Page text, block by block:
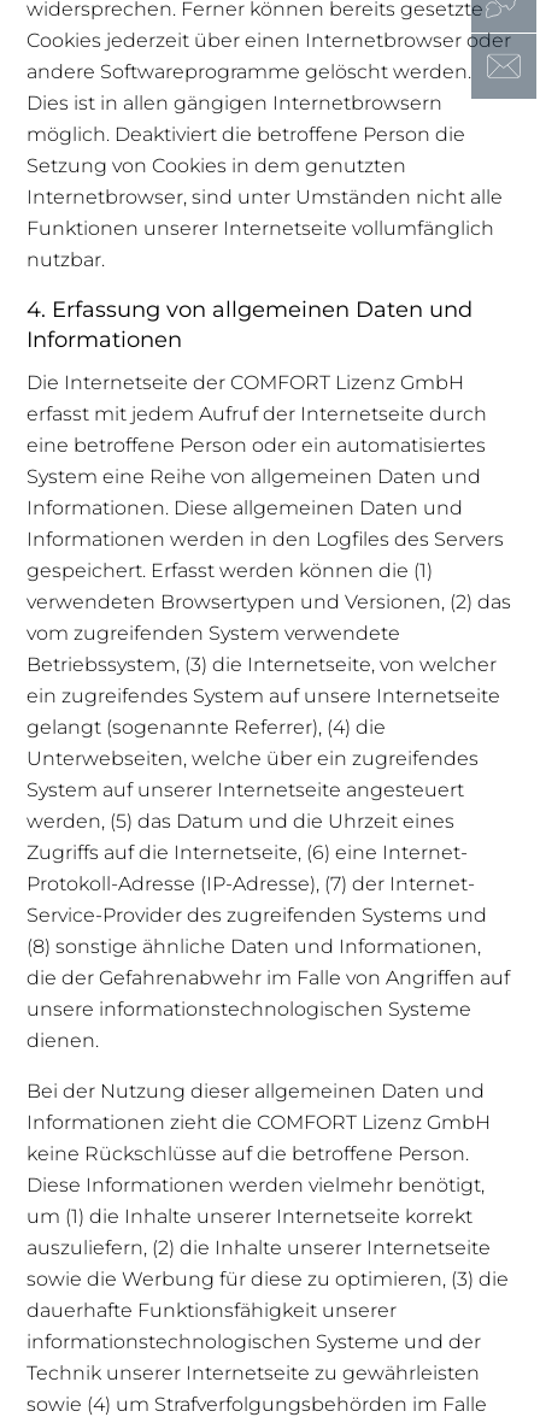
widersprechen. Ferner können bereits gesetzte
Cookies jederzeit über einen Internetbrowser oder
andere Softwareprogramme gelöscht werden.
Dies ist in allen gängigen Internetbrowsern
möglich. Deaktiviert die betroffene Person die
Setzung von Cookies in dem genutzten
Internetbrowser, sind unter Umständen nicht alle
Funktionen unserer Internetseite vollumfänglich
nutzbar.
4. Erfassung von allgemeinen Daten und
Informationen
Die Internetseite der COMFORT Lizenz GmbH
erfasst mit jedem Aufruf der Internetseite durch
eine betroffene Person oder ein automatisiertes
System eine Reihe von allgemeinen Daten und
Informationen. Diese allgemeinen Daten und
Informationen werden in den Logfiles des Servers
gespeichert. Erfasst werden können die (1)
verwendeten Browsertypen und Versionen, (2) das
vom zugreifenden System verwendete
Betriebssystem, (3) die Internetseite, von welcher
ein zugreifendes System auf unsere Internetseite
gelangt (sogenannte Referrer), (4) die
Unterwebseiten, welche über ein zugreifendes
System auf unserer Internetseite angesteuert
werden, (5) das Datum und die Uhrzeit eines
Zugriffs auf die Internetseite, (6) eine Internet-
Protokoll-Adresse (IP-Adresse), (7) der Internet-
Service-Provider des zugreifenden Systems und
(8) sonstige ähnliche Daten und Informationen,
die der Gefahrenabwehr im Falle von Angriffen auf
unsere informationstechnologischen Systeme
dienen.
Bei der Nutzung dieser allgemeinen Daten und
Informationen zieht die COMFORT Lizenz GmbH
keine Rückschlüsse auf die betroffene Person.
Diese Informationen werden vielmehr benötigt,
um (1) die Inhalte unserer Internetseite korrekt
auszuliefern, (2) die Inhalte unserer Internetseite
sowie die Werbung für diese zu optimieren, (3) die
dauerhafte Funktionsfähigkeit unserer
informationstechnologischen Systeme und der
Technik unserer Internetseite zu gewährleisten
sowie (4) um Strafverfolgungsbehörden im Falle